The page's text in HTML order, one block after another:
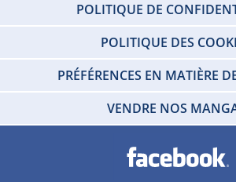
POLITIQUE DE
POLITIQUE DES
PRÉFÉRENCES EN MATIÈRE
VENDRE NOS